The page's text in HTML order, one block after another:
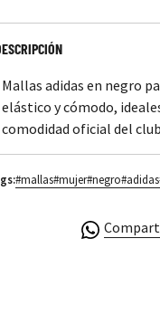
Mallas adidas en negro
elástico y cómodo,
comodidad oficial del
#mallas#mujer#negro#adidas